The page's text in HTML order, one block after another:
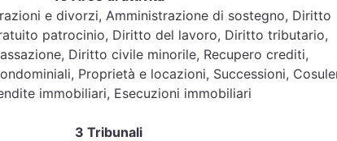
e divorzi, Amministrazione di sostegno, Diritto
patrocinio, Diritto del lavoro, Diritto tributario,
Diritto civile minorile, Recupero crediti,
Proprietà e locazioni, Successioni,
immobiliari, Esecuzioni immobiliari
3 Tribunali